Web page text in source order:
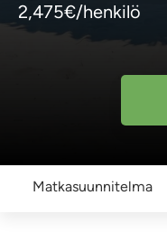
2,475€/henkilö
Matkasuunnitelma